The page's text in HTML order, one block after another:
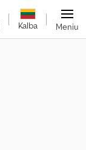
Kalba Meniu